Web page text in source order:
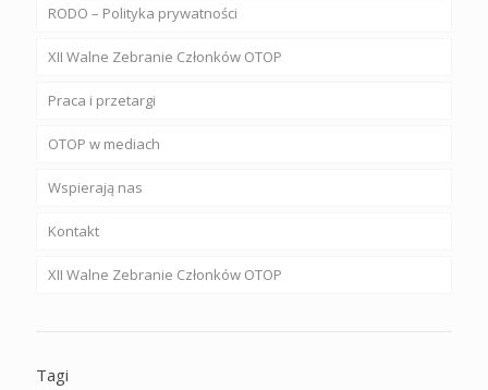
RODO – Polityka prywatności
XII Walne Zebranie Członków OTOP
Praca i przetargi
OTOP w mediach
Wspierają nas
Kontakt
XII Walne Zebranie Członków OTOP
Tagi